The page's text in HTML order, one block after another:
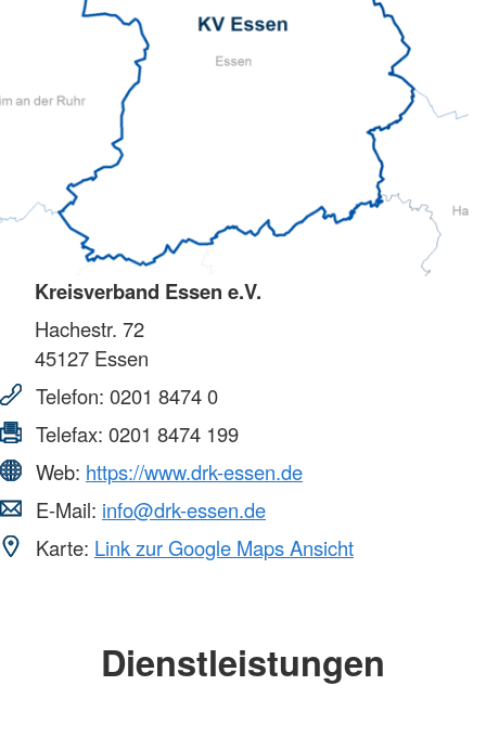
Kreisverband Essen e.V.
Hachestr. 72
45127 Essen
Telefon: 0201 8474 0
Telefax: 0201 8474 199
Web: https://www.drk-essen.de
E-Mail: info@drk-essen.de
Karte: Link zur Google Maps Ansicht
Dienstleistungen